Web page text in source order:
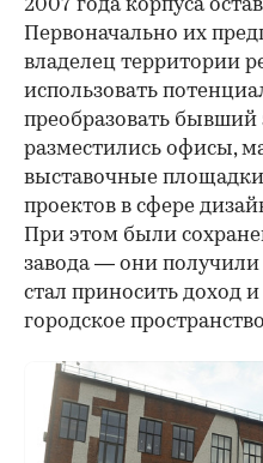
2007 года корпуса
Первоначально их
владелец территории
использовать
преобразовать бывший
разместились офисы,
выставочные
проектов в сфере
При этом были
завода — они получили
стал приносить доход
городское